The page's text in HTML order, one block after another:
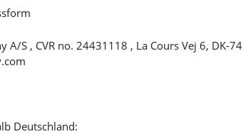
A/S , CVR no. 24431118 , La Cours Vej 6, DK-
Deutschland: